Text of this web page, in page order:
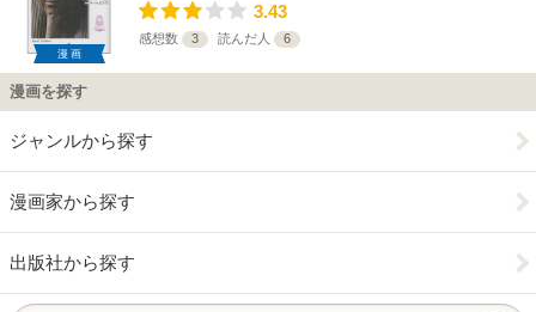
漫画
3.43
感想数 3 読んだ人 6
漫画を探す
ジャンルから探す
漫画家から探す
出版社から探す